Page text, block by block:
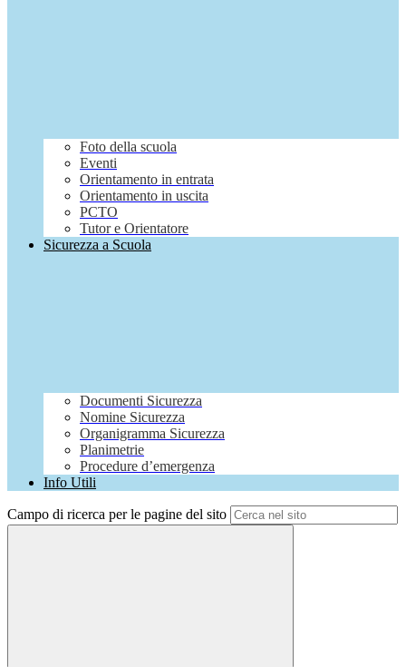
Foto della scuola
Eventi
Orientamento in entrata
Orientamento in uscita
PCTO
Tutor e Orientatore
Sicurezza a Scuola
Documenti Sicurezza
Nomine Sicurezza
Organigramma Sicurezza
Planimetrie
Procedure d’emergenza
Info Utili
Campo di ricerca per le pagine del sito